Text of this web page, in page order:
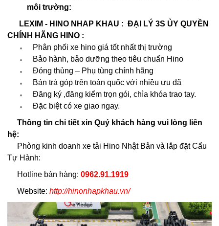
môi trường:
LEXIM - HINO NHAP KHAU : ĐẠI LÝ 3S ỦY QUYỀN
CHÍNH HÃNG HINO :
Phân phối xe hino giá tốt nhất thị trường
Bảo hành, bảo dưỡng theo tiêu chuẩn Hino
Đóng thùng – Phụ tùng chính hãng
Bán trả góp trên toàn quốc với nhiều ưu đã
Đăng ký ,đăng kiểm trọn gói, chìa khóa trao tay.
Đặc biệt có xe giao ngay.
Thông tin chi tiết xin Quý khách hàng vui lòng liên
hệ:
Phòng kinh doanh xe tải Hino Nhật Bản và lắp đặt Cẩu
Tự Hành:
Hotline bán hàng: 0962.91.1919
Website: http://hinonhapkhau.vn/